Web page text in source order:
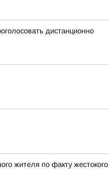
дистанционно
жителя по факту